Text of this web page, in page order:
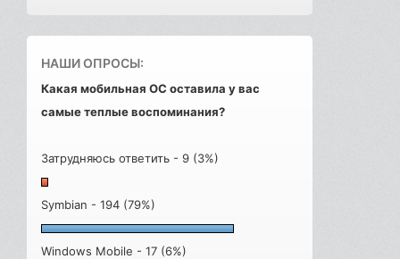
НАШИ ОПРОСЫ:
Какая мобильная ОС оставила у вас
самые теплые воспоминания?
Затрудняюсь ответить - 9 (3%)
Symbian - 194 (79%)
Windows Mobile - 17 (6%)